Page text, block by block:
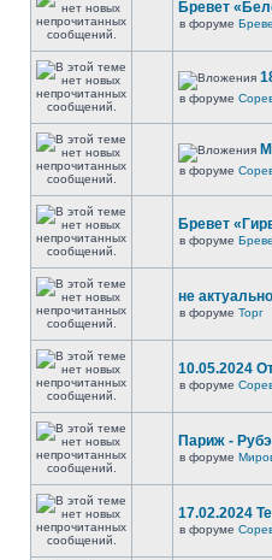
Бревет
в форуме
в форуме
в форуме
Бревет
в форуме
не актуально
в форуме Торг
10.05.2024
в форуме
Париж -
в форуме
17.02.2024
в форуме